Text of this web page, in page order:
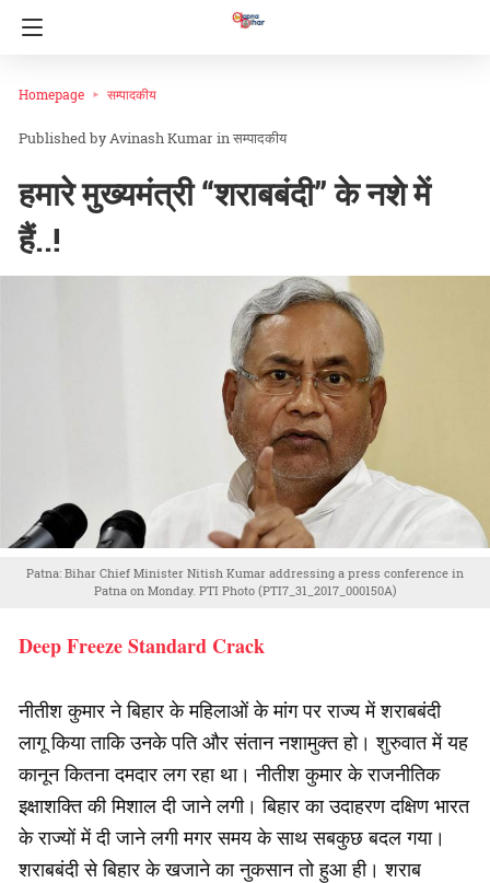
Homepage सम्पादकीय
Avinash Kumar inसम्पादकीय
हमारे मुख्यमंत्री “शराबबंदी” के नशे में
हैं..!
Patna: Bihar Chief Minister Nitish Kumar addressing a press conference in
Patna on Monday. PTI Photo (PTI7_31_2017_000150A)
Deep Freeze Standard Crack
नीतीश कुमार ने बिहार के महिलाओं के मांग पर राज्य में शराबबंदी
लागू किया ताकि उनके पति और संतान नशामुक्त हो। शुरुवात में यह
कानून कितना दमदार लग रहा था। नीतीश कुमार के राजनीतिक
इक्षाशक्ति की मिशाल दी जाने लगी। बिहार का उदाहरण दक्षिण भारत
के राज्यों में दी जाने लगी मगर समय के साथ सबकुछ बदल गया।
शराबबंदी से बिहार के खजाने का नुकसान तो हुआ ही। शराब